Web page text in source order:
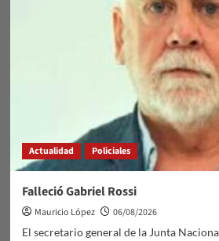
Actualidad Policiales
Falleció Gabriel Rossi
Mauricio López
06/08/2026
El secretario general de la Junta